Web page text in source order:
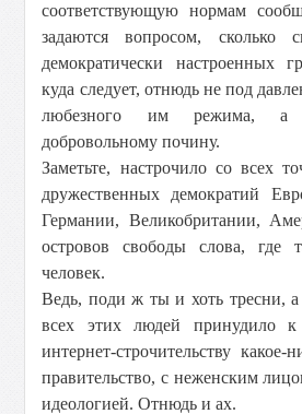
соответствующую нормам
задаются вопросом, сколько
демократически настроенных
куда следует, отнюдь не под
любезного им режима, a
добровольному почину.
Заметьте, настрочило со всех
дружественных демократий
Германии, Великобритании,
островов свободы слова, где
человек.
Bедь, поди ж ты и хоть тресни, а
всех этих людей принудилo к
интернет-строчительству какоe-
правительство, с неженским
идеологией. Отнюдь и ах.